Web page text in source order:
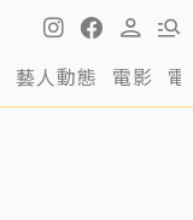
藝人動態 電影